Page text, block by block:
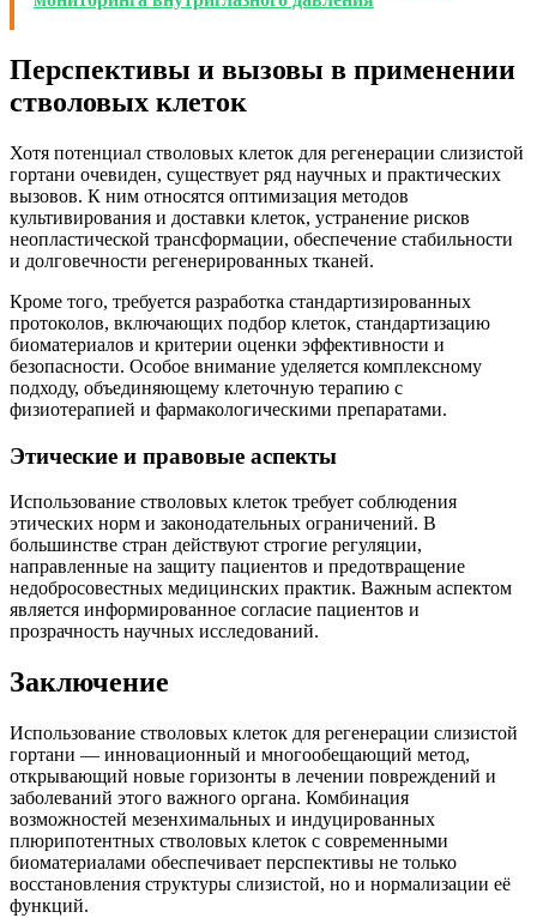
Перспективы и вызовы в применении
стволовых клеток
Хотя потенциал стволовых клеток для регенерации слизистой
гортани очевиден, существует ряд научных и практических
вызовов. К ним относятся оптимизация методов
культивирования и доставки клеток, устранение рисков
неопластической трансформации, обеспечение стабильности
и долговечности регенерированных тканей.
Кроме того, требуется разработка стандартизированных
протоколов, включающих подбор клеток, стандартизацию
биоматериалов и критерии оценки эффективности и
безопасности. Особое внимание уделяется комплексному
подходу, объединяющему клеточную терапию с
физиотерапией и фармакологическими препаратами.
Этические и правовые аспекты
Использование стволовых клеток требует соблюдения
этических норм и законодательных ограничений. В
большинстве стран действуют строгие регуляции,
направленные на защиту пациентов и предотвращение
недобросовестных медицинских практик. Важным аспектом
является информированное согласие пациентов и
прозрачность научных исследований.
Заключение
Использование стволовых клеток для регенерации слизистой
гортани — инновационный и многообещающий метод,
открывающий новые горизонты в лечении повреждений и
заболеваний этого важного органа. Комбинация
возможностей мезенхимальных и индуцированных
плюрипотентных стволовых клеток с современными
биоматериалами обеспечивает перспективы не только
восстановления структуры слизистой, но и нормализации её
функций.